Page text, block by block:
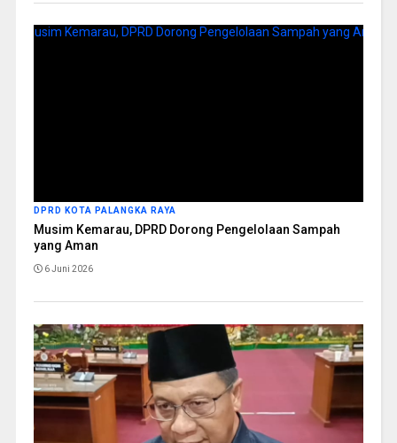
DPRD KOTA PALANGKA RAYA
Musim Kemarau, DPRD Dorong Pengelolaan Sampah
yang Aman
6 Juni 2026